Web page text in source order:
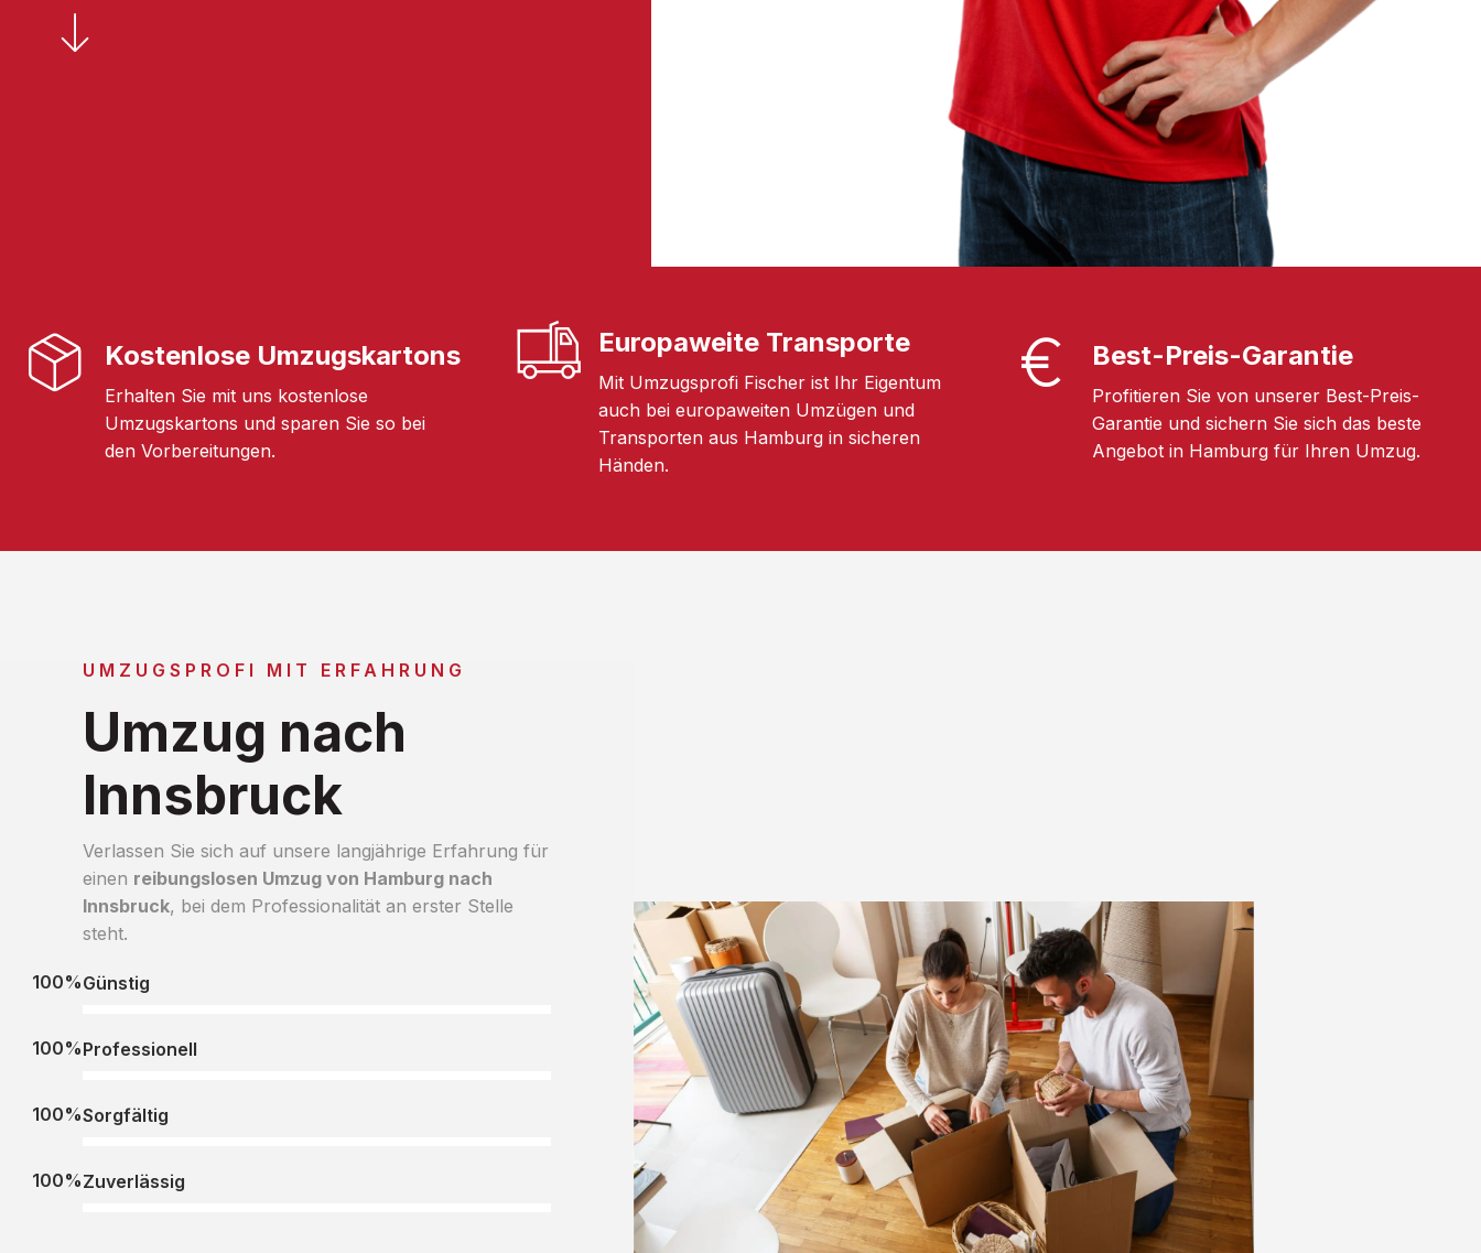
Kostenlose Umzugskartons
Erhalten Sie mit uns kostenlose
Umzugskartons und sparen Sie so bei
den Vorbereitungen.
Europaweite Transporte
Mit Umzugsprofi Fischer ist Ihr Eigentum
auch bei europaweiten Umzügen und
Transporten aus Hamburg in sicheren
Händen.
Best-Preis-Garantie
Profitieren Sie von unserer Best-Preis-
Garantie und sichern Sie sich das beste
Angebot in Hamburg für Ihren Umzug.
UMZUGSPROFI MIT ERFAHRUNG
Umzug nach
Innsbruck
Verlassen Sie sich auf unsere langjährige Erfahrung für
einen reibungslosen Umzug von Hamburg nach
Innsbruck, bei dem Professionalität an erster Stelle
steht.
Günstig
100%
Professionell
100%
Sorgfältig
100%
Zuverlässig
100%